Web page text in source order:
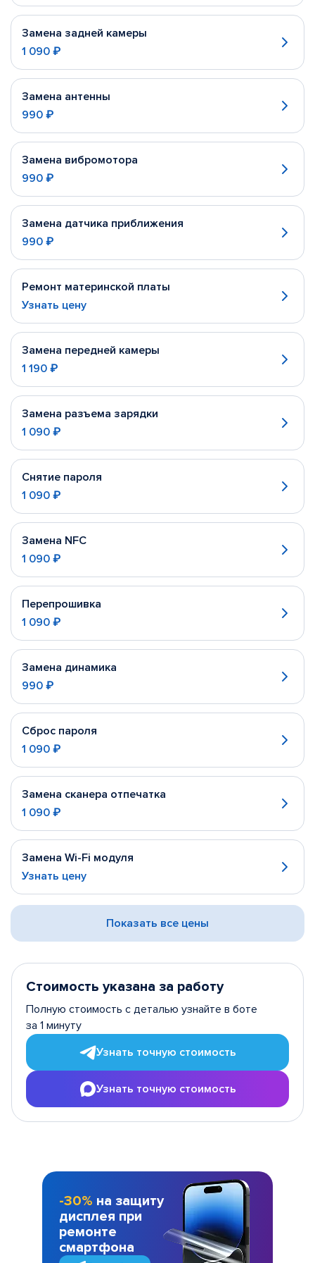
Замена задней камеры
1 090 ₽
Замена антенны
990 ₽
Замена вибромотора
990 ₽
Замена датчика приближения
990 ₽
Ремонт материнской платы
Узнать цену
Замена передней камеры
1 190 ₽
Замена разъема зарядки
1 090 ₽
Снятие пароля
1 090 ₽
Замена NFC
1 090 ₽
Перепрошивка
1 090 ₽
Замена динамика
990 ₽
Сброс пароля
1 090 ₽
Замена сканера отпечатка
1 090 ₽
Замена Wi-Fi модуля
Узнать цену
Показать все цены
Стоимость указана за работу
Полную стоимость с деталью узнайте в боте
за 1 минуту
Узнать точную стоимость
Узнать точную стоимость
-30% на защиту
дисплея при
ремонте
смартфона